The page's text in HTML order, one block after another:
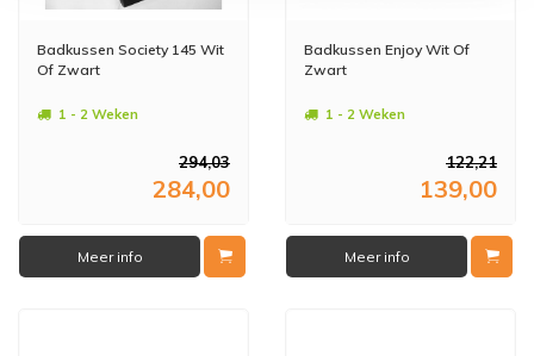
Badkussen Society 145 Wit
Of Zwart
1 - 2 Weken
294,03
284,00
Meer info
Badkussen Enjoy Wit Of
Zwart
1 - 2 Weken
122,21
139,00
Meer info